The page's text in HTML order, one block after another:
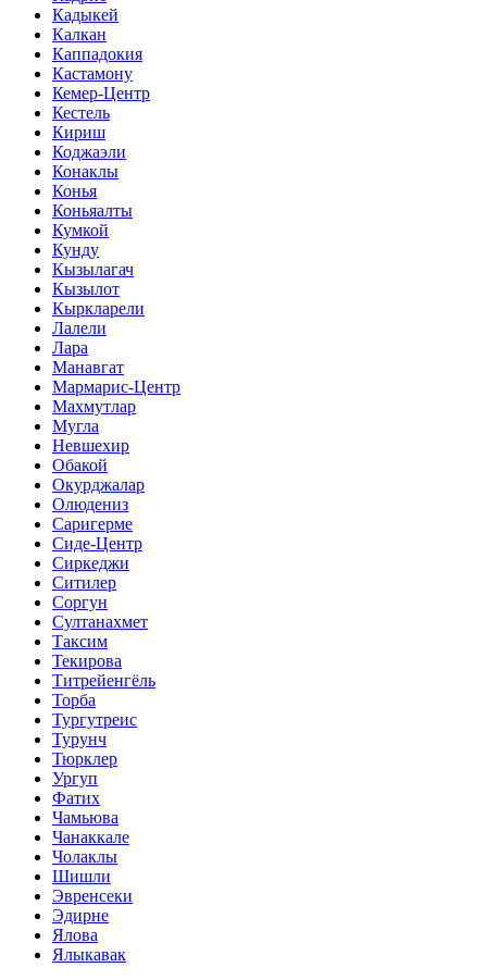
Кадыкей
Калкан
Каппадокия
Кастамону
Кемер-Центр
Кестель
Кириш
Коджаэли
Конаклы
Конья
Коньяалты
Кумкой
Кунду
Кызылагач
Кызылот
Кыркларели
Лалели
Лара
Манавгат
Мармарис-Центр
Махмутлар
Мугла
Невшехир
Обакой
Окурджалар
Олюдениз
Саригерме
Сиде-Центр
Сиркеджи
Ситилер
Соргун
Султанахмет
Таксим
Текирова
Титрейенгёль
Торба
Тургутреис
Турунч
Тюрклер
Ургуп
Фатих
Чамьюва
Чанаккале
Чолаклы
Шишли
Эвренсеки
Эдирне
Ялова
Ялыкавак